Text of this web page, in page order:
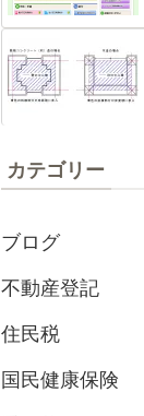
カテゴリー
ブログ
不動産登記
住民税
国民健康保険